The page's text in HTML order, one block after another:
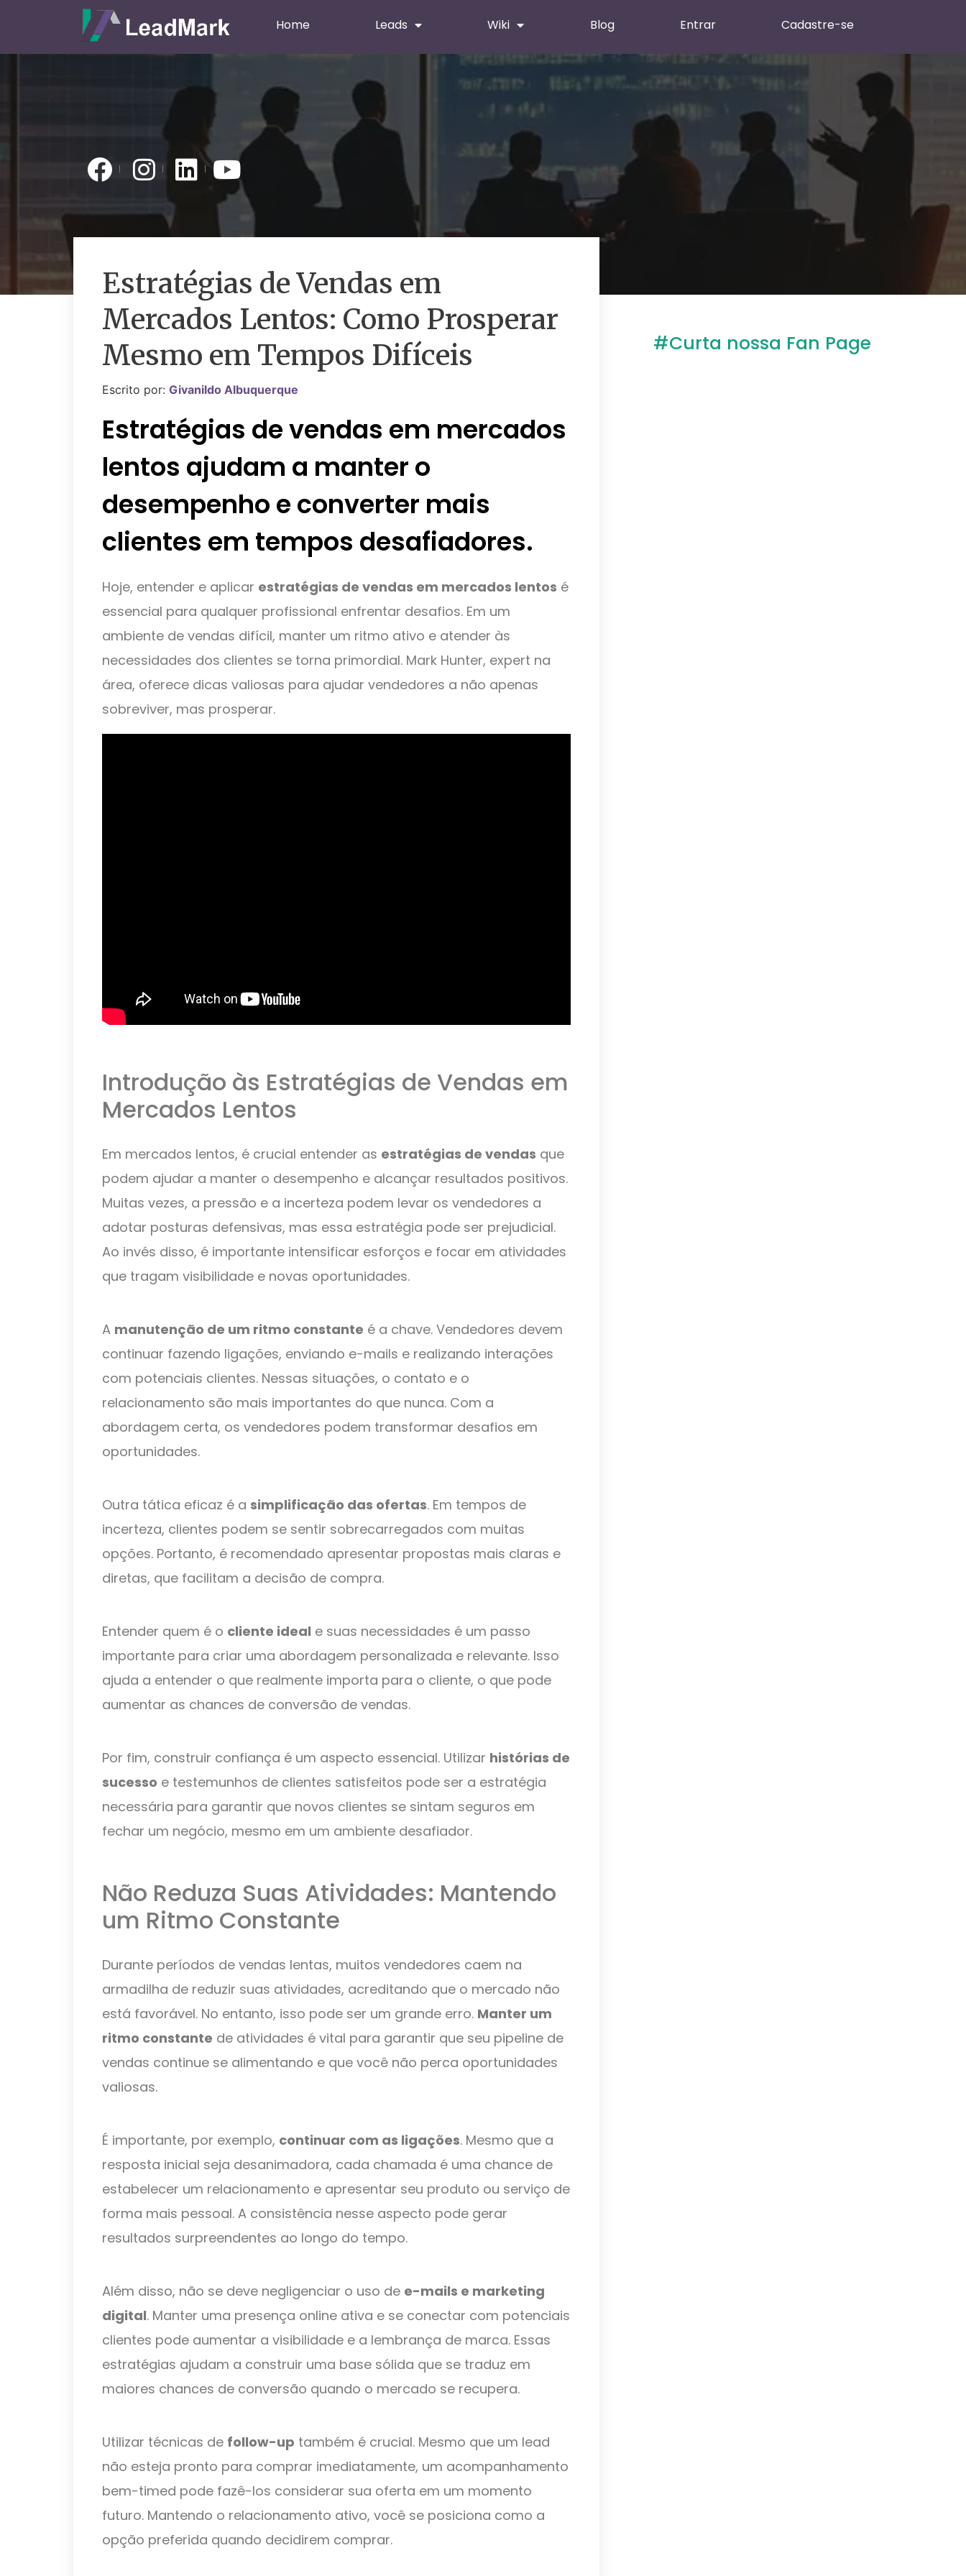
Home Leads Wiki Blog Entrar Cadastre-se
Estratégias de Vendas em
Mercados Lentos: Como Prosperar
Mesmo em Tempos Difíceis
Escrito por: Givanildo Albuquerque
Estratégias de vendas em mercados
lentos ajudam a manter o
desempenho e converter mais
clientes em tempos desafiadores.
Hoje, entender e aplicar estratégias de vendas em mercados lentos é
essencial para qualquer profissional enfrentar desafios. Em um
ambiente de vendas difícil, manter um ritmo ativo e atender às
necessidades dos clientes se torna primordial. Mark Hunter, expert na
área, oferece dicas valiosas para ajudar vendedores a não apenas
sobreviver, mas prosperar.
Introdução às Estratégias de Vendas em
Mercados Lentos
Em mercados lentos, é crucial entender as estratégias de vendas que
podem ajudar a manter o desempenho e alcançar resultados positivos.
Muitas vezes, a pressão e a incerteza podem levar os vendedores a
adotar posturas defensivas, mas essa estratégia pode ser prejudicial.
Ao invés disso, é importante intensificar esforços e focar em atividades
que tragam visibilidade e novas oportunidades.
A manutenção de um ritmo constante é a chave. Vendedores devem
continuar fazendo ligações, enviando e-mails e realizando interações
com potenciais clientes. Nessas situações, o contato e o
relacionamento são mais importantes do que nunca. Com a
abordagem certa, os vendedores podem transformar desafios em
oportunidades.
Outra tática eficaz é a simplificação das ofertas. Em tempos de
incerteza, clientes podem se sentir sobrecarregados com muitas
opções. Portanto, é recomendado apresentar propostas mais claras e
diretas, que facilitam a decisão de compra.
Entender quem é o cliente ideal e suas necessidades é um passo
importante para criar uma abordagem personalizada e relevante. Isso
ajuda a entender o que realmente importa para o cliente, o que pode
aumentar as chances de conversão de vendas.
Por fim, construir confiança é um aspecto essencial. Utilizar histórias de
sucesso e testemunhos de clientes satisfeitos pode ser a estratégia
necessária para garantir que novos clientes se sintam seguros em
fechar um negócio, mesmo em um ambiente desafiador.
Não Reduza Suas Atividades: Mantendo
um Ritmo Constante
Durante períodos de vendas lentas, muitos vendedores caem na
armadilha de reduzir suas atividades, acreditando que o mercado não
está favorável. No entanto, isso pode ser um grande erro. Manter um
ritmo constante de atividades é vital para garantir que seu pipeline de
vendas continue se alimentando e que você não perca oportunidades
valiosas.
É importante, por exemplo, continuar com as ligações. Mesmo que a
resposta inicial seja desanimadora, cada chamada é uma chance de
estabelecer um relacionamento e apresentar seu produto ou serviço de
forma mais pessoal. A consistência nesse aspecto pode gerar
resultados surpreendentes ao longo do tempo.
Além disso, não se deve negligenciar o uso de e-mails e marketing
digital. Manter uma presença online ativa e se conectar com potenciais
clientes pode aumentar a visibilidade e a lembrança de marca. Essas
estratégias ajudam a construir uma base sólida que se traduz em
maiores chances de conversão quando o mercado se recupera.
Utilizar técnicas de follow-up também é crucial. Mesmo que um lead
não esteja pronto para comprar imediatamente, um acompanhamento
bem-timed pode fazê-los considerar sua oferta em um momento
futuro. Mantendo o relacionamento ativo, você se posiciona como a
opção preferida quando decidirem comprar.
#Curta nossa Fan Page